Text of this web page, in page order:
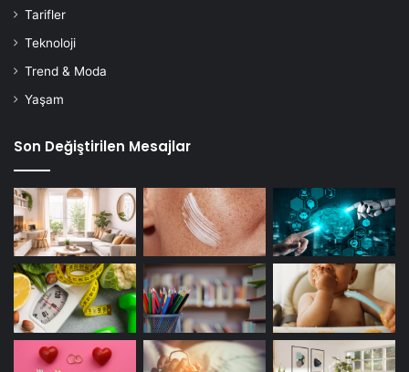
Tarifler
Teknoloji
Trend & Moda
Yaşam
Son Değiştirilen Mesajlar